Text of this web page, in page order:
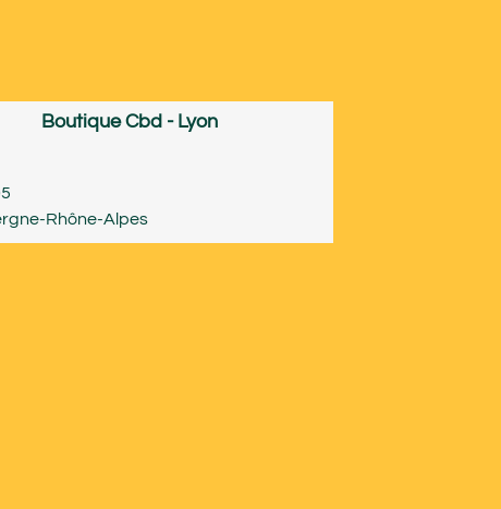
Boutique Cbd - Lyon
Rhône-Alpes